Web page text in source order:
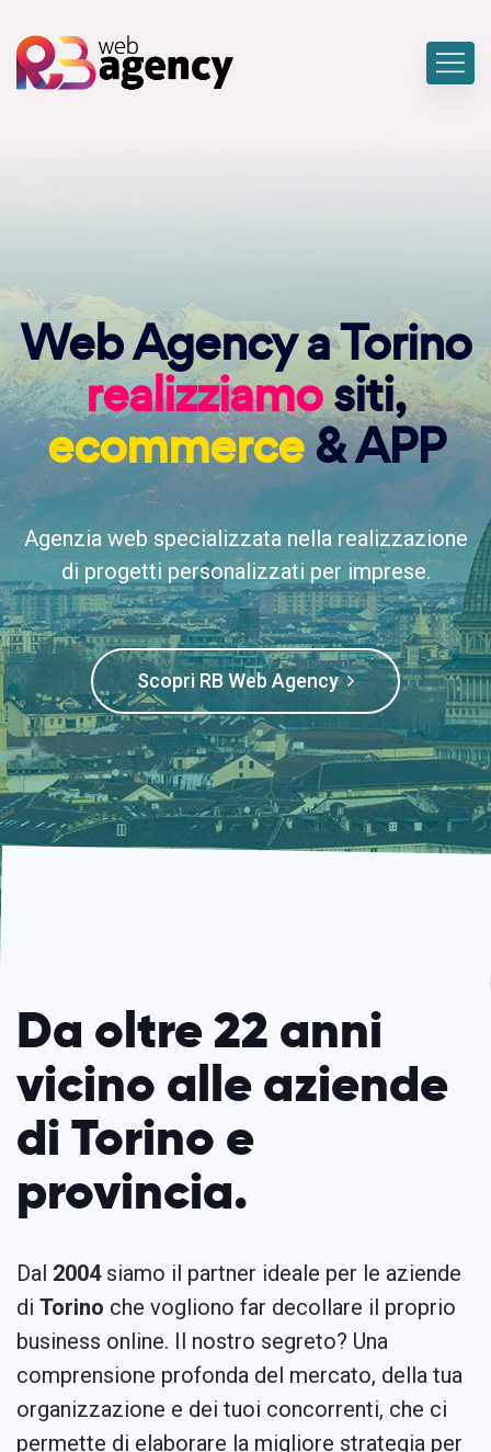
Web Agency a Torino
realizziamositi,
ecommerce& APP
Agenzia web specializzata nella realizzazione
di progetti personalizzati per imprese.
Scopri RB Web Agency
Da oltre 22 anni
vicino alle aziende
di Torino e
provincia.
Dal 2004siamo il partner ideale per le aziende
di Torino che vogliono far decollare il proprio
business online. Il nostro segreto? Una
comprensione profonda del mercato, della tua
organizzazione e dei tuoi concorrenti, che ci
permette di elaborare la migliore strategia per